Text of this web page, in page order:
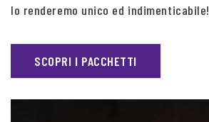
lo renderemo unico ed indimenticabile!
SCOPRI I PACCHETTI